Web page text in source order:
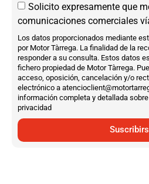
Solicito expresamente que
comunicaciones comerciales
Los datos proporcionados mediante
por Motor Tàrrega. La finalidad de la
responder a su consulta. Estos datos
fichero propiedad de Motor Tàrrega.
acceso, oposición, cancelación y/o
electrónico a
información completa y detallada
privacidad